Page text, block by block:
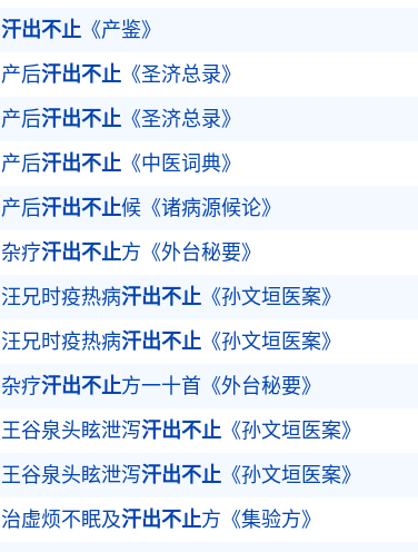
汗出不止 《产鉴》
产后汗出不止 《圣济总录》
产后汗出不止 《圣济总录》
产后汗出不止 《中医词典》
产后汗出不止候《诸病源候论》
杂疗汗出不止方《外台秘要》
汪兄时疫热病汗出不止 《孙文垣医案》
汪兄时疫热病汗出不止 《孙文垣医案》
杂疗汗出不止方一十首《外台秘要》
王谷泉头眩泄泻汗出不止 《孙文垣医案》
王谷泉头眩泄泻汗出不止 《孙文垣医案》
治虚烦不眠及汗出不止方《集验方》